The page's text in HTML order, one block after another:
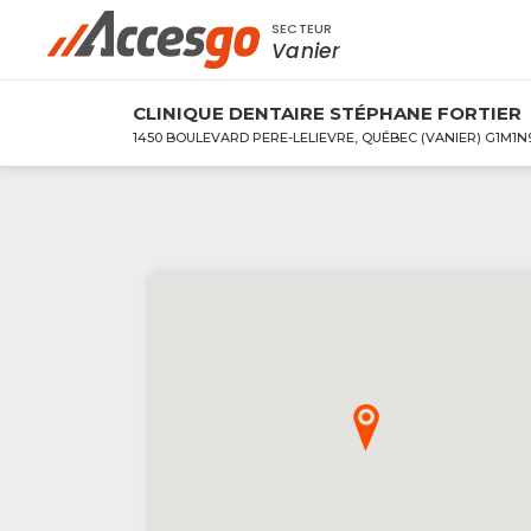
Rechercher à proximité - Entreprise /
SECTEUR
Vanier
CLINIQUE DENTAIRE STÉPHANE FORTIER
1450 BOULEVARD PERE-LELIEVRE, QUÉBEC (VANIER)